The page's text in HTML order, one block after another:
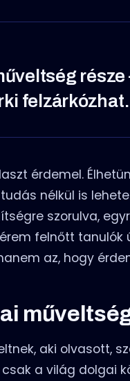
felzárkózhat.
érdemel.
nélkül is
szorulva,
felnőtt tanulók
az, hogy
aki olvasott,
a világ dolgai